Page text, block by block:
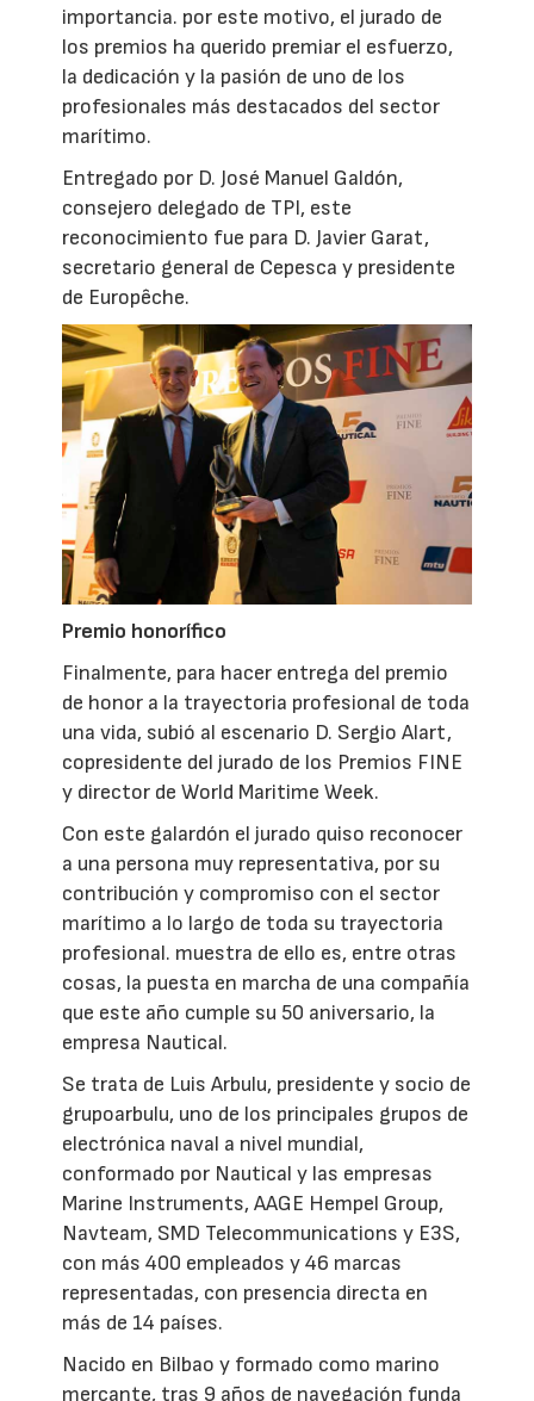
importancia. por este motivo, el jurado de
los premios ha querido premiar el esfuerzo,
la dedicación y la pasión de uno de los
profesionales más destacados del sector
marítimo.
Entregado por D. José Manuel Galdón,
consejero delegado de TPI, este
reconocimiento fue para D. Javier Garat,
secretario general de Cepesca y presidente
de Europêche.
Premio honorífico
Finalmente, para hacer entrega del premio
de honor a la trayectoria profesional de toda
una vida, subió al escenario D. Sergio Alart,
copresidente del jurado de los Premios FINE
y director de World Maritime Week.
Con este galardón el jurado quiso reconocer
a una persona muy representativa, por su
contribución y compromiso con el sector
marítimo a lo largo de toda su trayectoria
profesional. muestra de ello es, entre otras
cosas, la puesta en marcha de una compañía
que este año cumple su 50 aniversario, la
empresa Nautical.
Se trata de Luis Arbulu, presidente y socio de
grupoarbulu, uno de los principales grupos de
electrónica naval a nivel mundial,
conformado por Nautical y las empresas
Marine Instruments, AAGE Hempel Group,
Navteam, SMD Telecommunications y E3S,
con más 400 empleados y 46 marcas
representadas, con presencia directa en
más de 14 países.
Nacido en Bilbao y formado como marino
mercante, tras 9 años de navegación funda